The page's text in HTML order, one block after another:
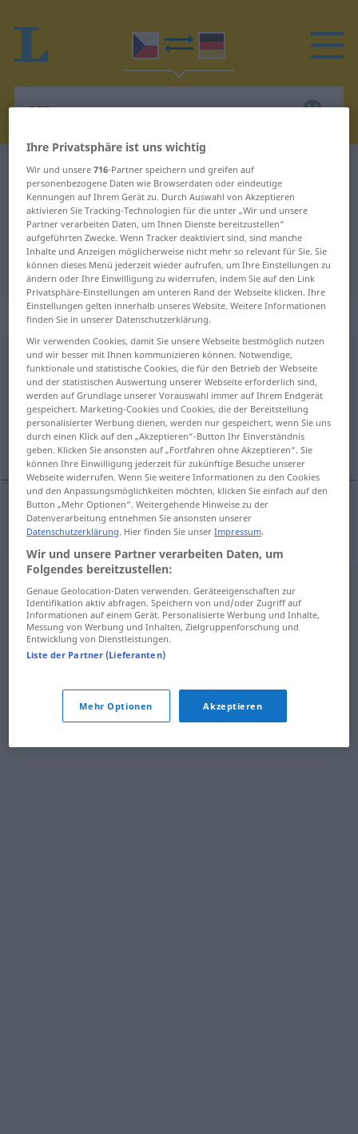
Tschechisch-Deutsch Wörterbuch car
Tschechisch-Deutsch Übersetzung
für "car"
"car" Deutsch Übersetzung
„car“: maskulin
carm <-ové>
Übersicht aller Übersetzungen
(Für mehr Details die Übersetzung anklicken/antippen)
Zar
Zarm car
Ihre Privatsphäre ist uns wichtig
Wir und unsere716-Partner speichern und greifen auf
personenbezogene Daten wie Browserdaten oder eindeutige
Kennungen auf Ihrem Gerät zu. Durch Auswahl von Akzeptieren
aktivieren Sie Tracking-Technologien für die unter „Wir und unsere
Partner verarbeiten Daten, um Ihnen Dienste bereitzustellen“
aufgeführten Zwecke. Wenn Tracker deaktiviert sind, sind manche
Inhalte und Anzeigen möglicherweise nicht mehr so relevant für Sie. Sie
können dieses Menü jederzeit wieder aufrufen, um Ihre Einstellungen zu
ändern oder Ihre Einwilligung zu widerrufen, indem Sie auf den Link
Privatsphäre-Einstellungen am unteren Rand der Webseite klicken. Ihre
Einstellungen gelten innerhalb unseres Website. Weitere Informationen
finden Sie in unserer Datenschutzerklärung.
Wir verwenden Cookies, damit Sie unsere Webseite bestmöglich nutzen
und wir besser mit Ihnen kommunizieren können. Notwendige,
funktionale und statistische Cookies, die für den Betrieb der Webseite
und der statistischen Auswertung unserer Webseite erforderlich sind,
werden auf Grundlage unserer Vorauswahl immer auf Ihrem Endgerät
gespeichert. Marketing-Cookies und Cookies, die der Bereitstellung
personalisierter Werbung dienen, werden nur gespeichert, wenn Sie uns
durch einen Klick auf den „Akzeptieren“-Button Ihr Einverständnis
geben. Klicken Sie ansonsten auf „Fortfahren ohne Akzeptieren“. Sie
können Ihre Einwilligung jederzeit für zukünftige Besuche unserer
Webseite widerrufen. Wenn Sie weitere Informationen zu den Cookies
und den Anpassungsmöglichkeiten möchten, klicken Sie einfach auf den
Button „Mehr Optionen“. Weitergehende Hinweise zu der
Datenverarbeitung entnehmen Sie ansonsten unserer
Datenschutzerklärung. Hier finden Sie unserImpressum.
Wir und unsere Partner verarbeiten Daten, um
Folgendes bereitzustellen:
Genaue Geolocation-Daten verwenden. Geräteeigenschaften zur
Identifikation aktiv abfragen. Speichern von und/oder Zugriff auf
Informationen auf einem Gerät. Personalisierte Werbung und Inhalte,
Messung von Werbung und Inhalten, Zielgruppenforschung und
Entwicklung von Dienstleistungen.
Liste der Partner (Lieferanten)
Mehr Optionen Akzeptieren